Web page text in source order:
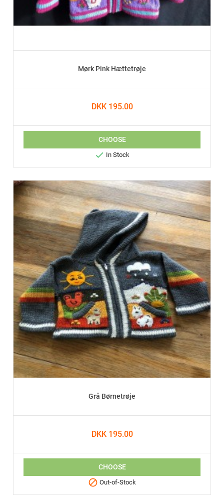
Mørk Pink Hættetrøje
DKK 195.00
CHOOSE
 In Stock
Grå Børnetrøje
DKK 195.00
CHOOSE
 Out-of-Stock